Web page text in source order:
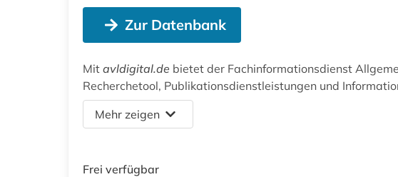
Zur Datenbank
Mit avldigital.de bietet der Fachinformationsdienst
Recherchetool, Publikationsdienstleistungen und
Mehr zeigen
Frei verfügbar